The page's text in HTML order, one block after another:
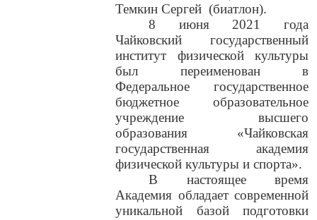
Темкин Сергей (биатлон).
8 июня 2021 года
Чайковский государственный
институт физической культуры
был переименован в
Федеральное государственное
бюджетное образовательное
учреждение высшего
образования «Чайковская
государственная академия
физической культуры и спорта».
В настоящее время
Академия обладает современной
уникальной базой подготовки